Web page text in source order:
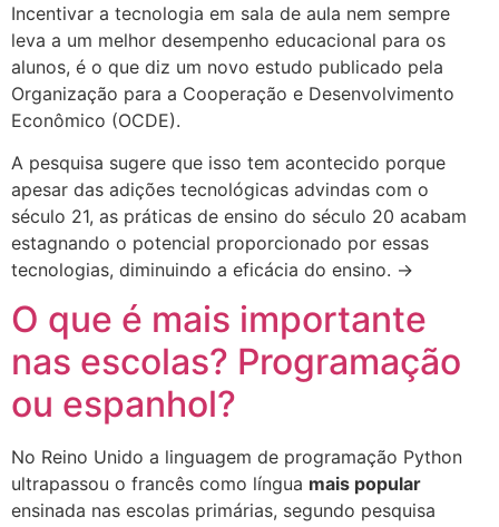
Incentivar a tecnologia em sala de aula nem sempre
leva a um melhor desempenho educacional para os
alunos, é o que diz um novo estudo publicado pela
Organização para a Cooperação e Desenvolvimento
Econômico (OCDE).
A pesquisa sugere que isso tem acontecido porque
apesar das adições tecnológicas advindas com o
século 21, as práticas de ensino do século 20 acabam
estagnando o potencial proporcionado por essas
tecnologias, diminuindo a eficácia do ensino. →
O que é mais importante
nas escolas? Programação
ou espanhol?
No Reino Unido a linguagem de programação Python
ultrapassou o francês como língua mais popular
ensinada nas escolas primárias, segundo pesquisa